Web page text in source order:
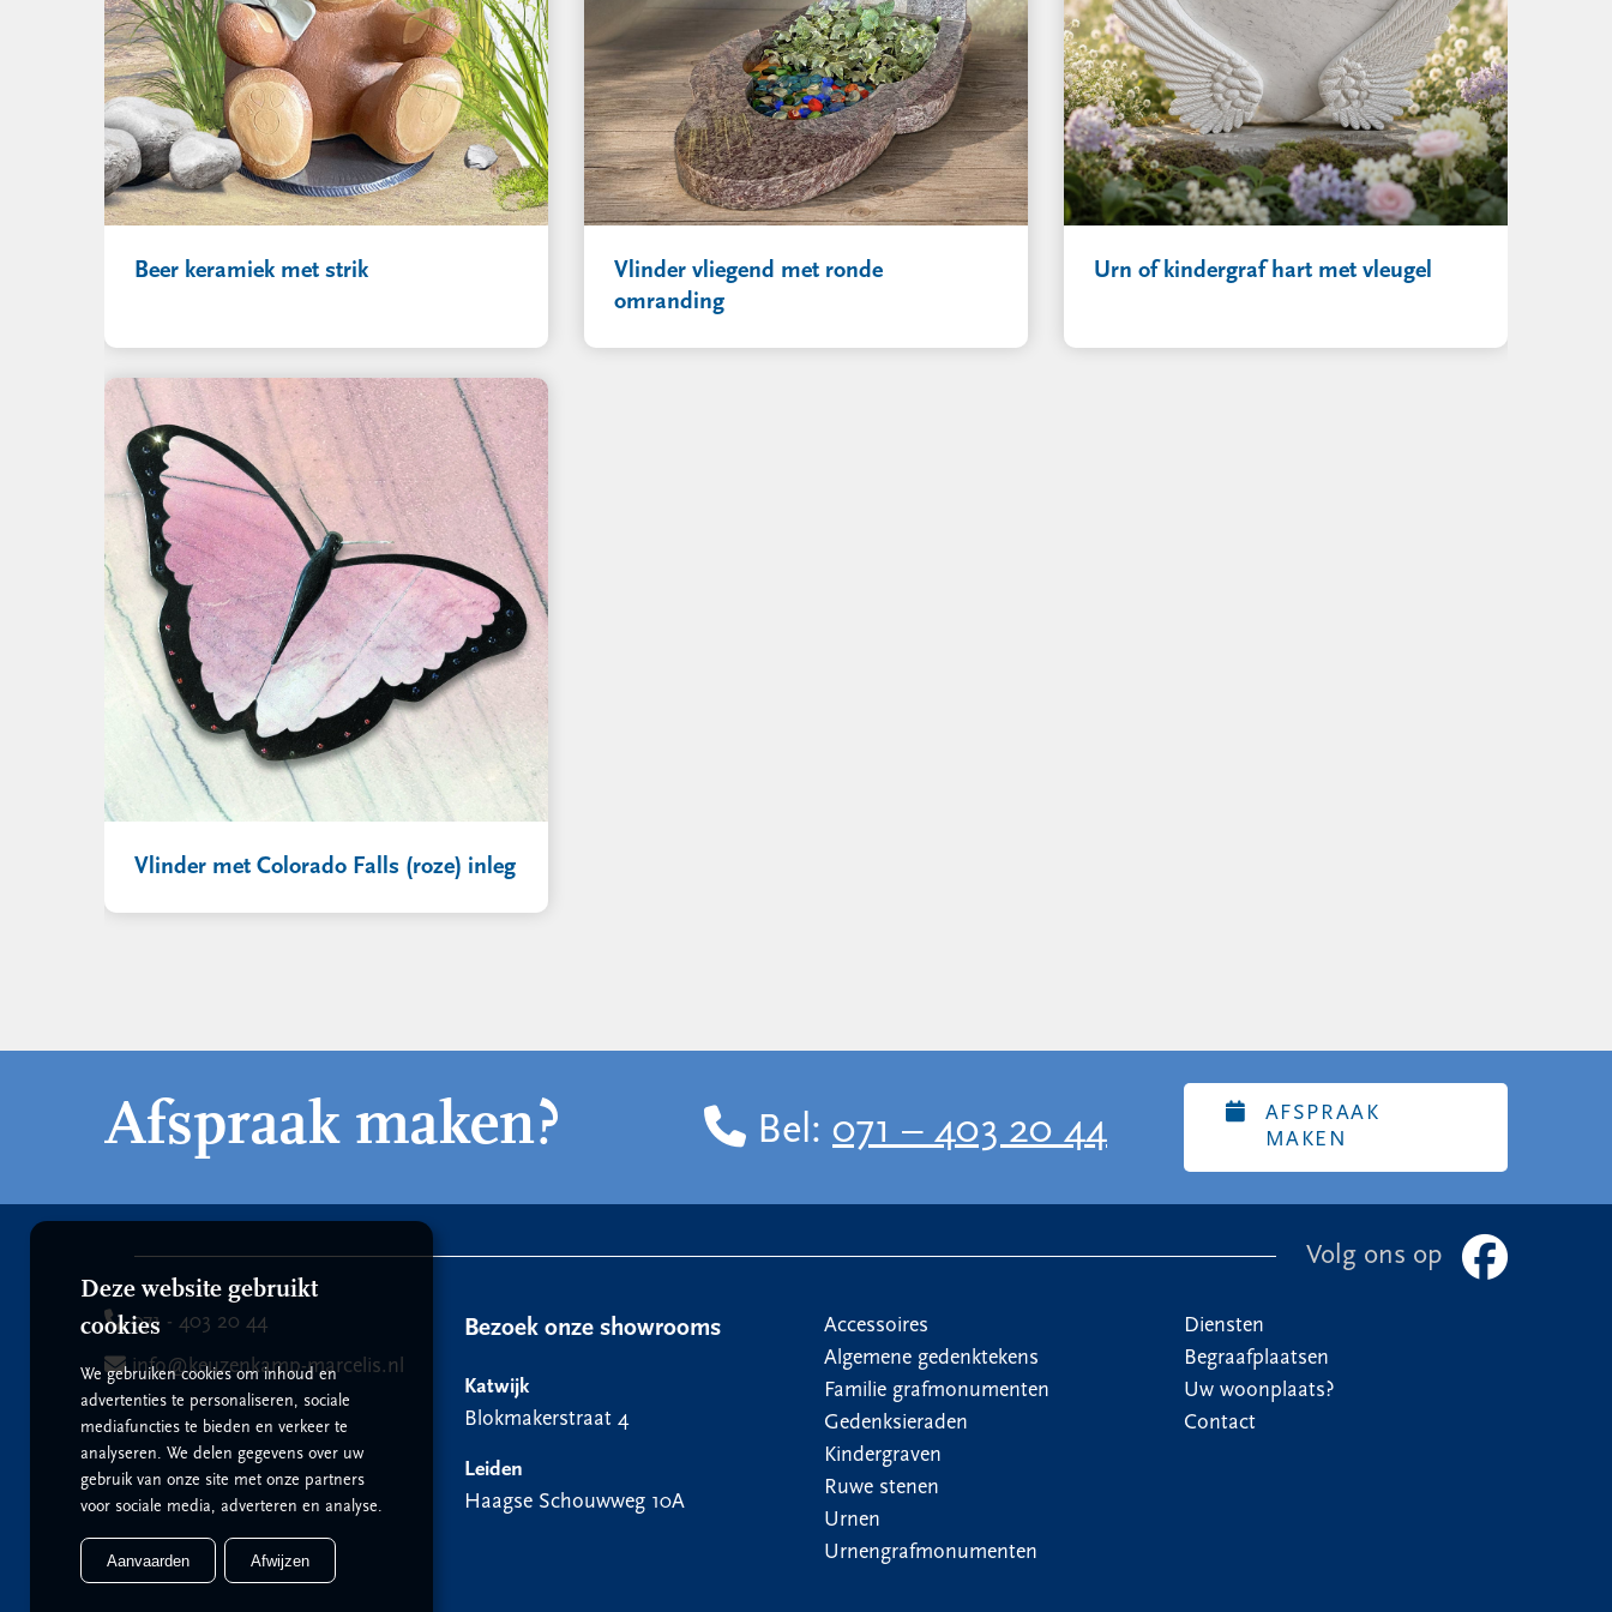
Beer keramiek met strik
Vlinder vliegend met ronde
omranding
Urn of kindergraf hart met vleugel
Vlinder met Colorado Falls (roze) inleg
Afspraak maken? Bel: 071 – 403 20 44
AFSPRAAK
MAKEN
Volg ons op
071 - 403 20 44
info@keuzenkamp-marcelis.nl
Bezoek onze showrooms
Katwijk
Blokmakerstraat 4
Leiden
Haagse Schouwweg 10A
Accessoires
Algemene gedenktekens
Familie grafmonumenten
Gedenksieraden
Kindergraven
Ruwe stenen
Urnen
Urnengrafmonumenten
Diensten
Begraafplaatsen
Uw woonplaats?
Contact
Deze website gebruikt
cookies
We gebruiken cookies om inhoud en
advertenties te personaliseren, sociale
mediafuncties te bieden en verkeer te
analyseren. We delen gegevens over uw
gebruik van onze site met onze partners
voor sociale media, adverteren en analyse.
Aanvaarden Afwijzen